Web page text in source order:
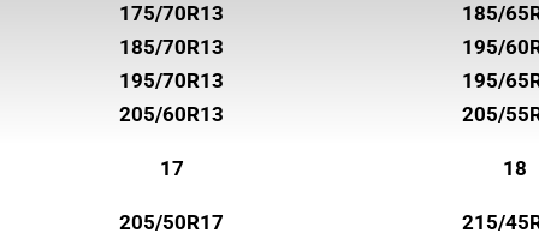
SUPERIA TIRES
SYRON
TOYO
TRELLEBORG
175/70R13
185/70R13
195/70R13
205/60R13
185/
195/
195/
205/
17
205/50R17
18
215/